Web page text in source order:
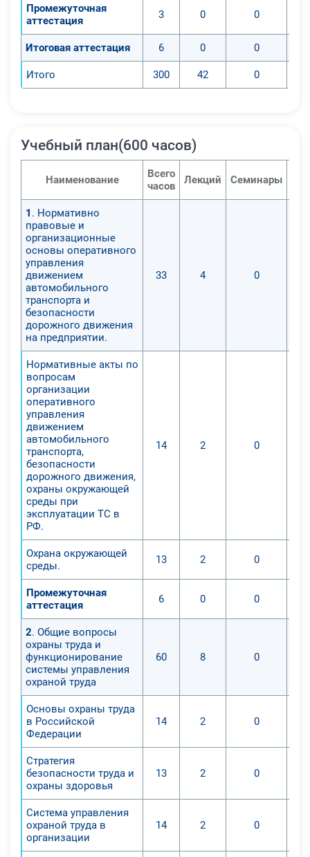
Промежуточная
аттестация
3 0 0
Итоговая аттестация 6 0 0
Итого 300 42 0
Учебный план(600 часов)
Наименование
Всего
часов
Лекций Семинары
1 . Нормативно
правовые и
организационные
основы оперативного
управления
движением
автомобильного
транспорта и
безопасности
дорожного движения
на предприятии.
33 4 0
Нормативные акты по
вопросам
организации
оперативного
управления
движением
автомобильного
транспорта,
безопасности
дорожного движения,
охраны окружающей
среды при
эксплуатации ТС в
РФ.
14 2 0
Охрана окружающей
среды.
13 2 0
Промежуточная
аттестация
6 0 0
2. Общие вопросы
охраны труда и
функционирование
системы управления
охраной труда
60 8 0
Основы охраны труда
в Российской
Федерации
14 2 0
Стратегия
безопасности труда и
охраны здоровья
13 2 0
Система управления
охраной труда в
организации
14 2 0